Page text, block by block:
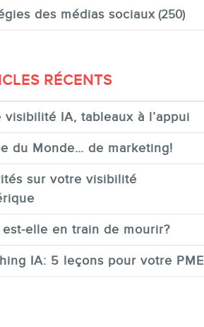
des médias sociaux(250)
RÉCENTS
visibilité IA, tableaux à l’appui
du Monde… de marketing!
sur votre visibilité
est-elle en train de mourir?
IA: 5 leçons pour votre PME